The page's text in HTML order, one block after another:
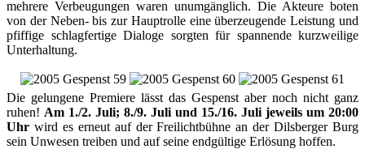
mehrere Verbeugungen waren unumgänglich. Die Akteure boten
von der Neben- bis zur Hauptrolle eine überzeugende Leistung und
pfiffige schlagfertige Dialoge sorgten für spannende kurzweilige
Unterhaltung.
Die gelungene Premiere lässt das Gespenst aber noch nicht ganz
ruhen! Am 1./2. Juli; 8./9. Juli und 15./16. Juli jeweils um 20:00
Uhr wird es erneut auf der Freilichtbühne an der Dilsberger Burg
sein Unwesen treiben und auf seine endgültige Erlösung hoffen.